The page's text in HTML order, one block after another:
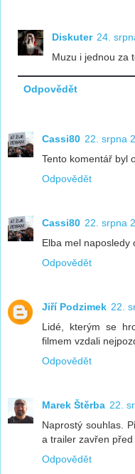
Diskuter 24.
Muzu i jednou za
Odpovědět
Cassi80 22. srpna
Tento komentář byl
Odpovědět
Cassi80 22. srpna
Elba mel naposledy
Odpovědět
Jiří Podzimek 22.
Lidé, kterým se
filmem vzdali
Odpovědět
Marek Štěrba 22.
Naprostý souhlas.
a trailer zavřen před
Odpovědět